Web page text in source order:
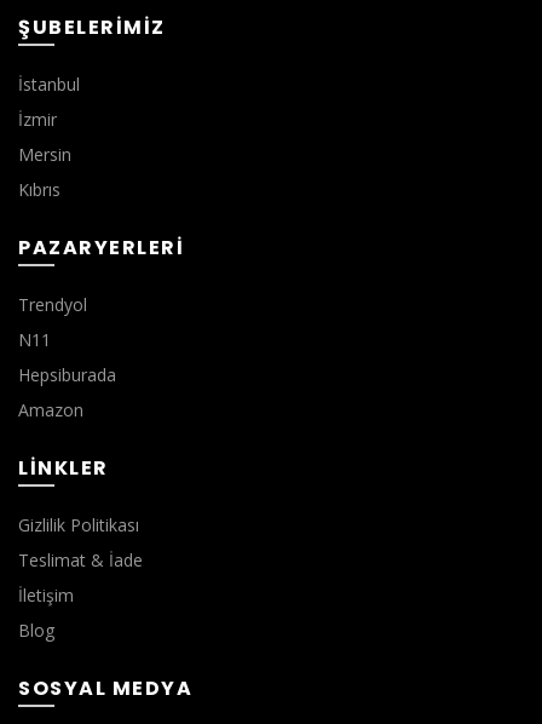
ŞUBELERIMIZ
İstanbul
İzmir
Mersin
Kıbrıs
PAZARYERLERI
Trendyol
N11
Hepsiburada
Amazon
LINKLER
Gizlilik Politikası
Teslimat & İade
İletişim
Blog
SOSYAL MEDYA